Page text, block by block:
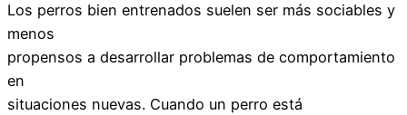
Los perros bien entrenados suelen ser más sociables y
menos
propensos a desarrollar problemas de comportamiento
en
situaciones nuevas. Cuando un perro está